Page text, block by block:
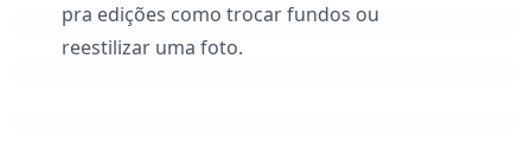
pra edições como trocar fundos ou
reestilizar uma foto.